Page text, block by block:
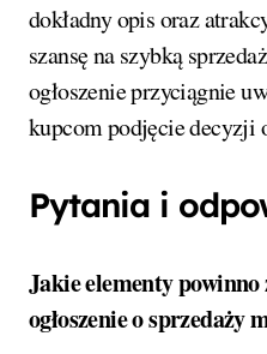
dokładny opis oraz
szansę na szybką
ogłoszenie przyciągnie
kupcom podjęcie decyzji
Pytania i
Jakie elementy powinno
ogłoszenie o sprzedaży